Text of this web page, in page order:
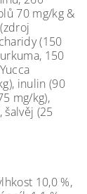
70 mg/kg &
(150
150
inulin (90
mg/kg),
(25
10,0 %,